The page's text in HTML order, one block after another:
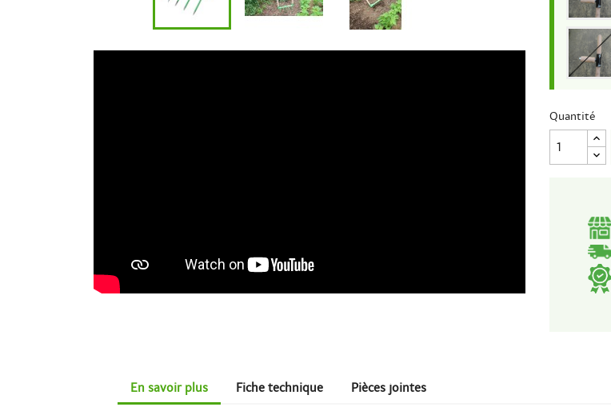
Quantité
En savoir plus Fiche technique Pièces jointes